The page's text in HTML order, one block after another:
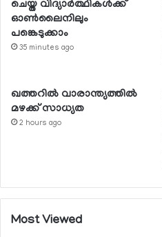
ചെയ്ത വിദ്യാര്‍ത്ഥികള്‍ക്ക്
ഓണ്‍ലൈനിലും
പങ്കെടുക്കാം
35 minutes ago
ഖത്തറില്‍ വാരാന്ത്യത്തില്‍
മഴക്ക് സാധ്യത
2 hours ago
Most Viewed